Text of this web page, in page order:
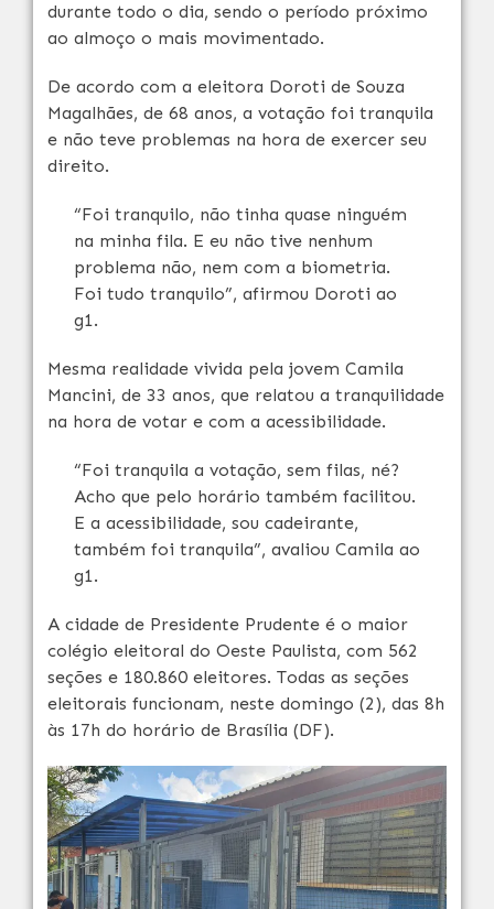
durante todo o dia, sendo o período próximo
ao almoço o mais movimentado.
De acordo com a eleitora Doroti de Souza
Magalhães, de 68 anos, a votação foi tranquila
e não teve problemas na hora de exercer seu
direito.
“Foi tranquilo, não tinha quase ninguém
na minha fila. E eu não tive nenhum
problema não, nem com a biometria.
Foi tudo tranquilo”, afirmou Doroti ao
g1.
Mesma realidade vivida pela jovem Camila
Mancini, de 33 anos, que relatou a tranquilidade
na hora de votar e com a acessibilidade.
“Foi tranquila a votação, sem filas, né?
Acho que pelo horário também facilitou.
E a acessibilidade, sou cadeirante,
também foi tranquila”, avaliou Camila ao
g1.
A cidade de Presidente Prudente é o maior
colégio eleitoral do Oeste Paulista, com 562
seções e 180.860 eleitores. Todas as seções
eleitorais funcionam, neste domingo (2), das 8h
às 17h do horário de Brasília (DF).